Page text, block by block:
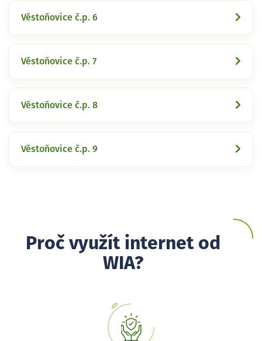
Věstoňovice č.p. 6
Věstoňovice č.p. 7
Věstoňovice č.p. 8
Věstoňovice č.p. 9
Proč využít internet od
WIA?